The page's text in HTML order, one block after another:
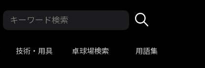
技術・用具 卓球場検索 用語集